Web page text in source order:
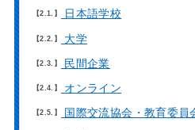
2.1. 日本語学校
2.2. 大学
2.3. 民間企業
2.4. オンライン
2.5. 国際交流協会・教育委員